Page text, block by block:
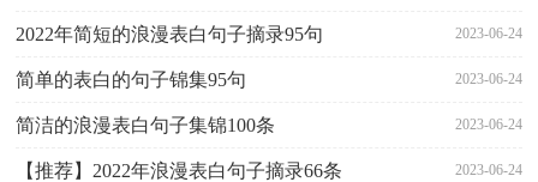
2022年简短的浪漫表白句子摘录95句 2023-06-24
简单的表白的句子锦集95句 2023-06-24
简洁的浪漫表白句子集锦100条 2023-06-24
【推荐】2022年浪漫表白句子摘录66条 2023-06-24